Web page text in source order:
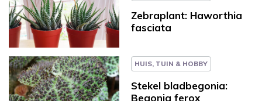
Zebraplant: Haworthia
fasciata
HUIS, TUIN & HOBBY
Stekel bladbegonia:
Begonia ferox